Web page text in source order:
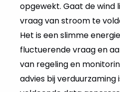
opgewekt. Gaat de wind
vraag van stroom te
Het is een slimme
fluctuerende vraag en
van regeling en
advies bij